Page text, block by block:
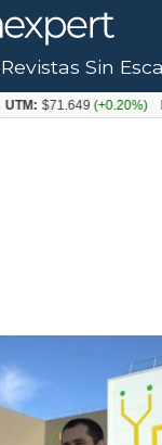
Revistas Sin
$71.649(+0.20%) Dólar: